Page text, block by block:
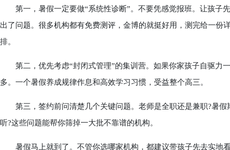
第一，暑假一定要做“系统性诊断”。不要凭感觉报班。让孩子
出了问题。很多机构都有免费测评，金博的就挺好用，测完给一份
排。
第二，优先考虑“封闭式管理”的集训营。如果你家孩子自驱力
多。一个暑假养成规律作息和高效学习习惯，受益整个高三。
第三，签约前问清楚几个关键问题。老师是全职还是兼职?暑假
听?这些问题能帮你筛掉一大批不靠谱的机构。
暑假马上就到了。不管你选哪家机构，都建议带孩子先去实地